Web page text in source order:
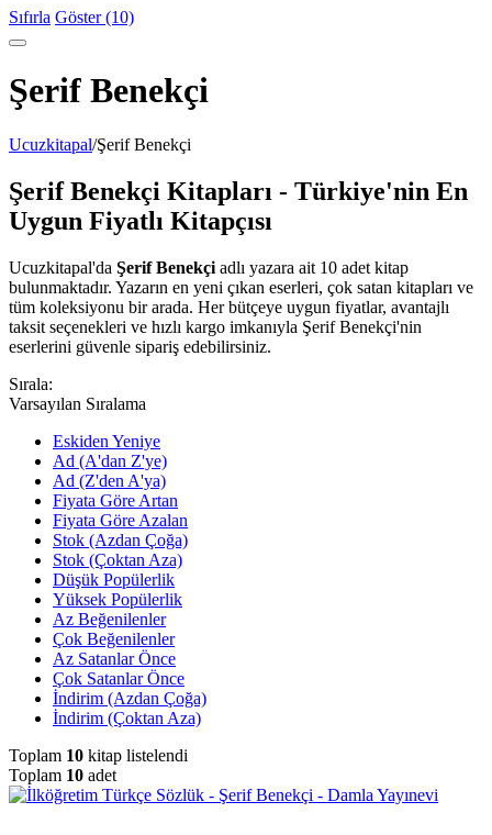
Sıfırla Göster (10)
Şerif Benekçi
Ucuzkitapal/Şerif Benekçi
Şerif Benekçi Kitapları - Türkiye'nin En
Uygun Fiyatlı Kitapçısı
Ucuzkitapal'da Şerif Benekçi adlı yazara ait 10 adet kitap
bulunmaktadır. Yazarın en yeni çıkan eserleri, çok satan kitapları ve
tüm koleksiyonu bir arada. Her bütçeye uygun fiyatlar, avantajlı
taksit seçenekleri ve hızlı kargo imkanıyla Şerif Benekçi'nin
eserlerini güvenle sipariş edebilirsiniz.
Sırala:
Varsayılan Sıralama
Eskiden Yeniye
Ad (A'dan Z'ye)
Ad (Z'den A'ya)
Fiyata Göre Artan
Fiyata Göre Azalan
Stok (Azdan Çoğa)
Stok (Çoktan Aza)
Düşük Popülerlik
Yüksek Popülerlik
Az Beğenilenler
Çok Beğenilenler
Az Satanlar Önce
Çok Satanlar Önce
İndirim (Azdan Çoğa)
İndirim (Çoktan Aza)
Toplam 10 kitap listelendi
Toplam 10 adet